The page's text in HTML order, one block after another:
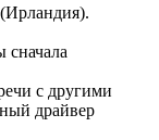
сначала
с другими
драйвер